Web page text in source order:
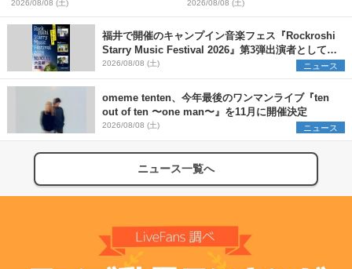
2026/08/08 (土)
2026』早割チケット発売開始
2026/08/08 (土)
福井で開催のキャンプイン音楽フェス『Rockroshi
Starry Music Festival 2026』第3弾出演者として
SCOOBIE DO、かりゆし58、Reiを発表
2026/08/08 (土) ニュース
omeme tenten、今年最後のワンマンライブ『ten
out of ten 〜one man〜』を11月に開催決定
2026/08/08 (土) ニュース
ニュース一覧へ